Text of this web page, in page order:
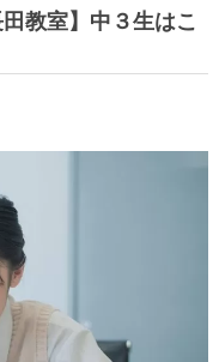
教室】中３生はこ